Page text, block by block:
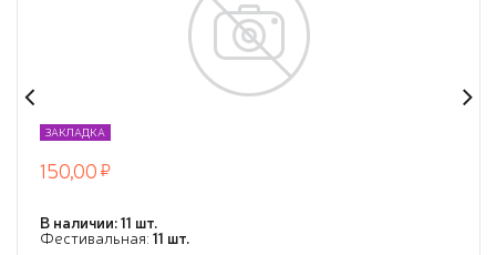
ЗАКЛАДКА
150,00
В наличии: 11 шт.
Фестивальная: 11 шт.